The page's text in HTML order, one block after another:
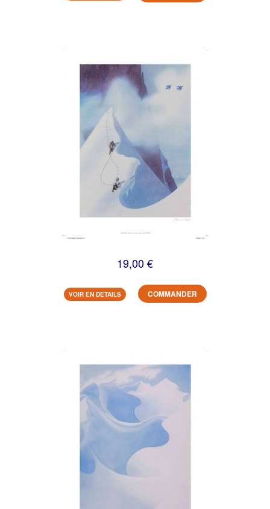
19,00 €
VOIR EN DETAILS COMMANDER